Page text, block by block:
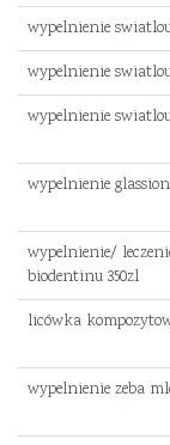
wypelnienie
wypelnienie
wypelnienie
wypelnienie
wypelnienie/
biodentinu 350zl
licówka
wypelnienie zeba